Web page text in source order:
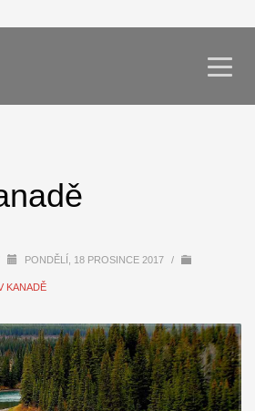
PONDĚLÍ, 18 PROSINCE 2017 /
KANADĚ